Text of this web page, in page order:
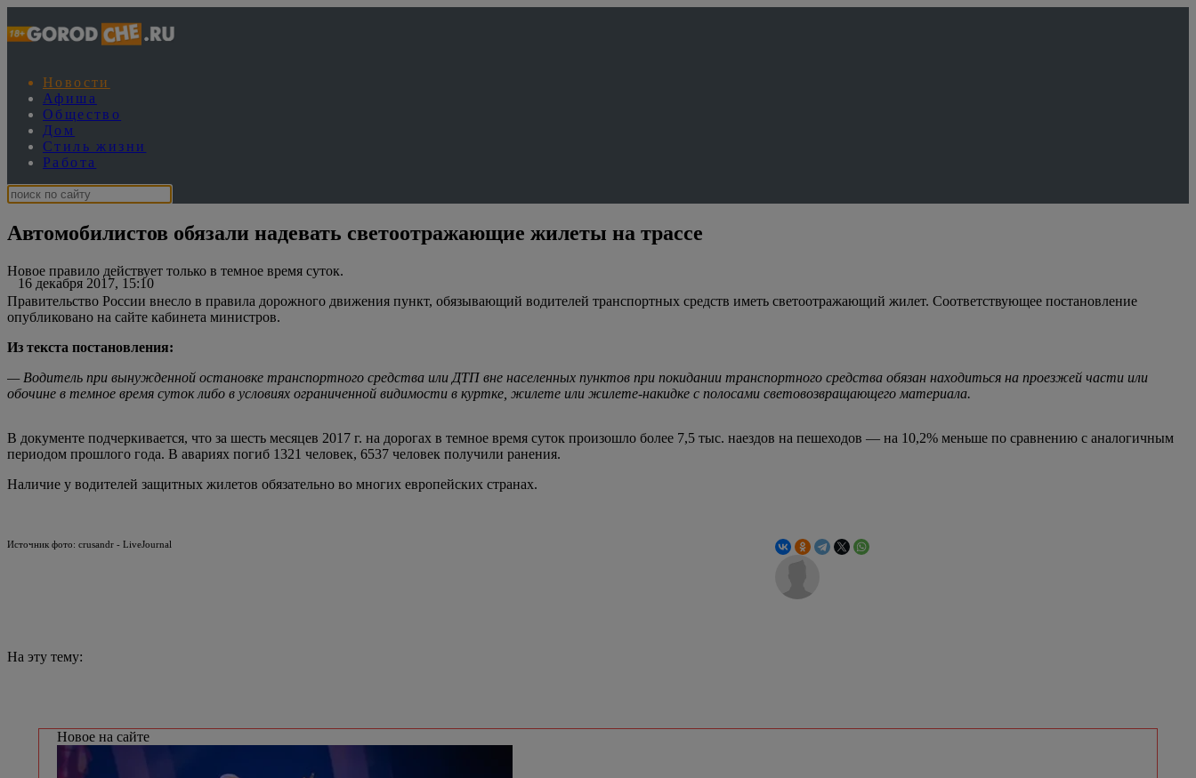
Новости
Афиша
Общество
Дом
Стиль жизни
Работа
Автомобилистов обязали надевать светоотражающие жилеты на трассе
16 декабря 2017, 15:10
Новое правило действует только в темное время суток.
Правительство России внесло в правила дорожного движения пункт, обязывающий водителей транспортных средств иметь светоотражающий жилет. Соответствующее постановление
опубликовано на сайте кабинета министров.
Из текста постановления:
— Водитель при вынужденной остановке транспортного средства или ДТП вне населенных пунктов при покидании транспортного средства обязан находиться на проезжей части или
обочине в темное время суток либо в условиях ограниченной видимости в куртке, жилете или жилете-накидке с полосами световозвращающего материала.
В документе подчеркивается, что за шесть месяцев 2017 г. на дорогах в темное время суток произошло более 7,5 тыс. наездов на пешеходов — на 10,2% меньше по сравнению с аналогичным
периодом прошлого года. В авариях погиб 1321 человек, 6537 человек получили ранения.
Наличие у водителей защитных жилетов обязательно во многих европейских странах.
Источник фото: crusandr - LiveJournal
На эту тему:
Новое на сайте